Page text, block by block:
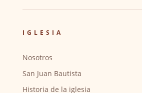
IGLESIA
Nosotros
San Juan Bautista
Historia de la iglesia